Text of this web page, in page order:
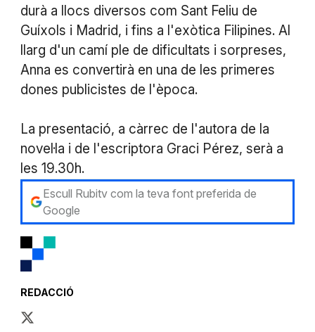
durà a llocs diversos com Sant Feliu de
Guíxols i Madrid, i fins a l'exòtica Filipines. Al
llarg d'un camí ple de dificultats i sorpreses,
Anna es convertirà en una de les primeres
dones publicistes de l'època.
La presentació, a càrrec de l'autora de la
novel·la i de l'escriptora Graci Pérez, serà a
les 19.30h.
Escull Rubitv com la teva font preferida de
Google
REDACCIÓ